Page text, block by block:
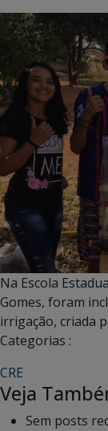
Na Escola
Gomes, foram
irrigação, criada
Categorias :
CRE
Veja
Sem posts